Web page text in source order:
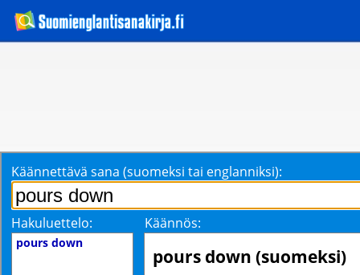
Käännettävä sana (suomeksi tai englanniksi):
Hakuluettelo: Käännös:
pours down
pours down (suomeksi)